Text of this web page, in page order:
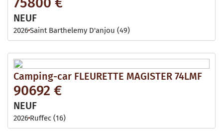
NEUF
2026Saint Barthelemy D'anjou (49)
Camping-car FLEURETTE MAGISTER 74LMF
90692 €
NEUF
2026 Ruffec (16)